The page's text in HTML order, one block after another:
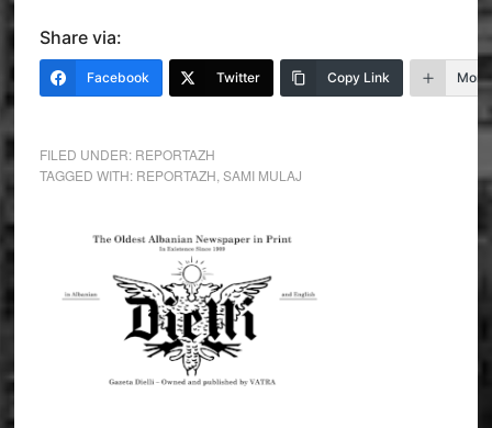
Share via:
Facebook Twitter Copy Link More
FILED UNDER: REPORTAZH
TAGGED WITH: REPORTAZH SAMI MULAJ